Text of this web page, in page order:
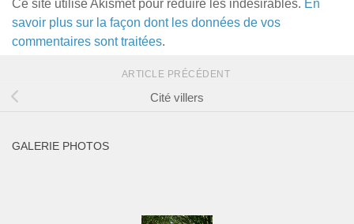
Ce site utilise Akismet pour réduire les indésirables. En
savoir plus sur la façon dont les données de vos
commentaires sont traitées.
ARTICLE PRÉCÉDENT
Cité villers
GALERIE PHOTOS